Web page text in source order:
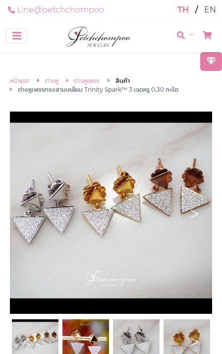
Line@petchchompoo TH / EN
หน้าแรก ต่างหู ต่างหูเพชร
สินค้า
ต่างหูเพชรทรงสามเหลี่ยม Trinity Spark™ 3 เฉดหรู 0.30 กะรัต